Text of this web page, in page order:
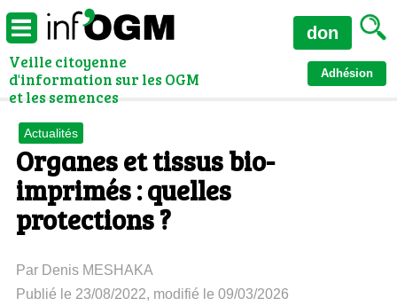
Veille citoyenne
d'information sur les OGM
et les semences
Adhésion
don
Actualités
Organes et tissus bio-
imprimés : quelles
protections ?
Par Denis MESHAKA
Publié le 23/08/2022, modifié le 09/03/2026